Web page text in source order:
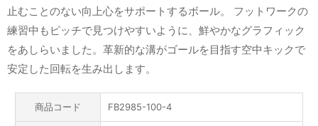
止むことのない向上心をサポートするボール。 フットワークの
練習中もピッチで見つけやすいように、鮮やかなグラフィック
をあしらいました。革新的な溝がゴールを目指す空中キックで
安定した回転を生み出します。
商品コード FB2985-100-4